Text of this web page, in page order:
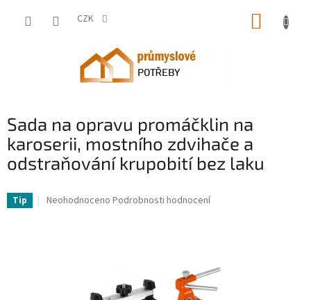
CZK
Sada na opravu promáčklin na
karoserii, mostního zdvihače a
odstraňování krupobití bez laku
Tip
Průměrné
hvězdiček.
Neohodnoceno Podrobnosti hodnocení